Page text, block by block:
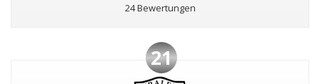
24 Bewertungen
21